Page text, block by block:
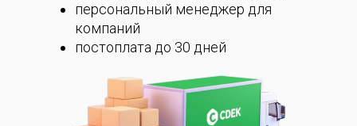
персональный менеджер для
компаний
постоплата до 30 дней